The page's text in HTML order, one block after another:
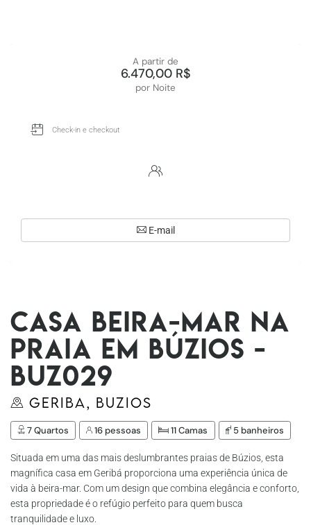
Casa beira-mar na
Praia em Búzios -
Buz029
Geriba, Buzios
7 Quartos 16 pessoas 11 Camas 5 banheiros
Situada em uma das mais deslumbrantes praias de Búzios, esta
magnífica casa em Geribá proporciona uma experiência única de
vida à beira-mar. Com um design que combina elegância e conforto,
esta propriedade é o refúgio perfeito para quem busca
tranquilidade e luxo.
A partir de
6.470,00 R$
por Noite
E-mail